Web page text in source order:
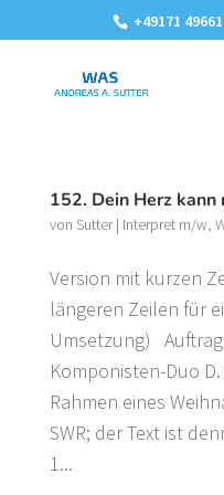
+49171
152. Dein Herz
von Sutter| Interpret m/w,
Version mit kurzen
längeren Zeilen für
Umsetzung)
Komponisten-Duo
Rahmen eines
SWR; der Text ist
1...